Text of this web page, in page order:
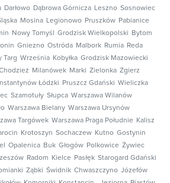
Darłowo Dąbrowa Górnicza Leszno Sosnowiec
Mosina Legionowo Pruszków
Pabianice
Nowy Tomyśl Grodzisk Wielkopolski
Bytom
Gniezno Ostróda Malbork Rumia Reda
Targ Września Kobyłka Grodzisk Mazowiecki
Milanówek Marki Zielonka Zgierz
Łódzki Pruszcz Gdański Wieliczka
Szamotuły Słupca Warszawa Wilanów
Warszawa Bielany Warszawa Ursynów
Targówek Warszawa Praga Południe
Kalisz
Krotoszyn Sochaczew Kutno Gostynin
Opalenica Buk Głogów Polkowice Żywiec
Radom Kielce Pasłęk Starogard Gdański
Ząbki Świdnik Chwaszczyno Józefów